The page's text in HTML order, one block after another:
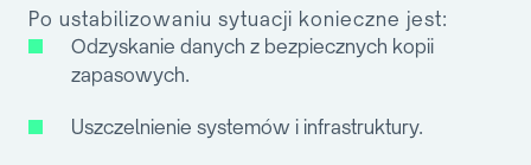
Po ustabilizowaniu sytuacji konieczne jest:
Odzyskanie danych z bezpiecznych kopii
zapasowych.
Uszczelnienie systemów i infrastruktury.